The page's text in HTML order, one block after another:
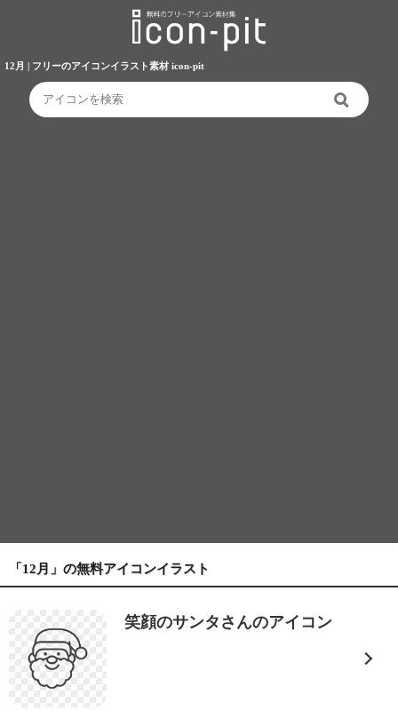
12月 | フリーのアイコンイラスト素材 icon-pit
「12月」の無料アイコンイラスト
笑顔のサンタさんのアイコン